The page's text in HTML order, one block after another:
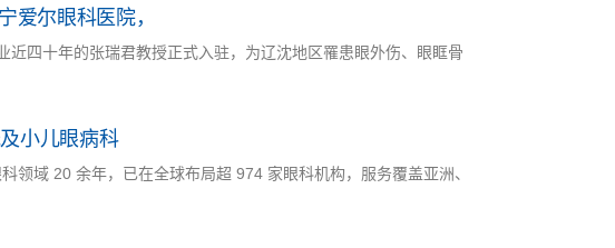
爱尔眼科医院，
四十年的张瑞君教授正式入驻，为辽沈地区罹患眼外伤、眼眶骨
小儿眼病科
领域 20 余年，已在全球布局超 974 家眼科机构，服务覆盖亚洲、